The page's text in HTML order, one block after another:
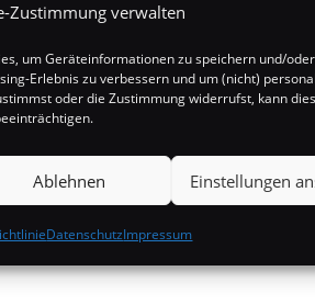
Zustimmung verwalten
um Geräteinformationen zu speichern und/
Erlebnis zu verbessern und um (nicht)
oder die Zustimmung widerrufst, kann
Ablehnen Einstellungen
DatenschutzImpressum